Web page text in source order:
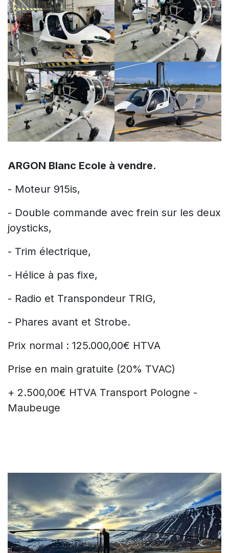
ARGON Blanc Ecole à vendre.
- Moteur 915is,
- Double commande avec frein sur les deux
joysticks,
- Trim électrique,
- Hélice à pas fixe,
- Radio et Transpondeur TRIG,
- Phares avant et Strobe.
Prix normal : 125.000,00€ HTVA
Prise en main gratuite (20% TVAC)
+ 2.500,00€ HTVA Transport Pologne -
Maubeuge